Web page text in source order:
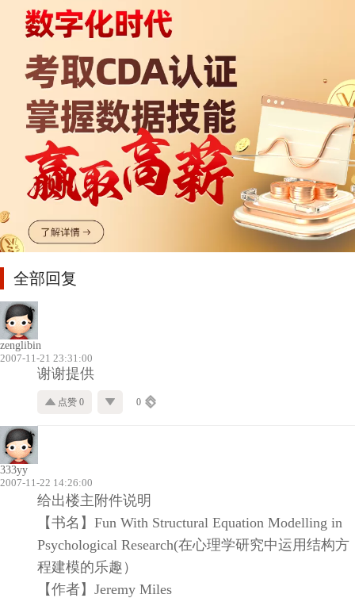
全部回复
zenglibin
2007-11-21 23:31:00
谢谢提供
点赞 0 0
333yy
2007-11-22 14:26:00
给出楼主附件说明
【书名】Fun With Structural Equation Modelling in
Psychological Research(在心理学研究中运用结构方
程建模的乐趣）
【作者】Jeremy Miles